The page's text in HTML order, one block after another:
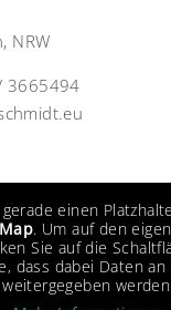
NRW
3665494
einen
. Um auf den
Sie auf die
dass dabei Daten
weitergegeben